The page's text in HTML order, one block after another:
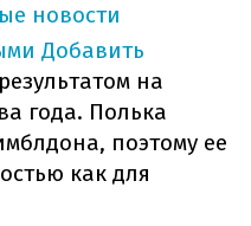
новости
Добавить
на
года. Полька
поэтому ее
как для